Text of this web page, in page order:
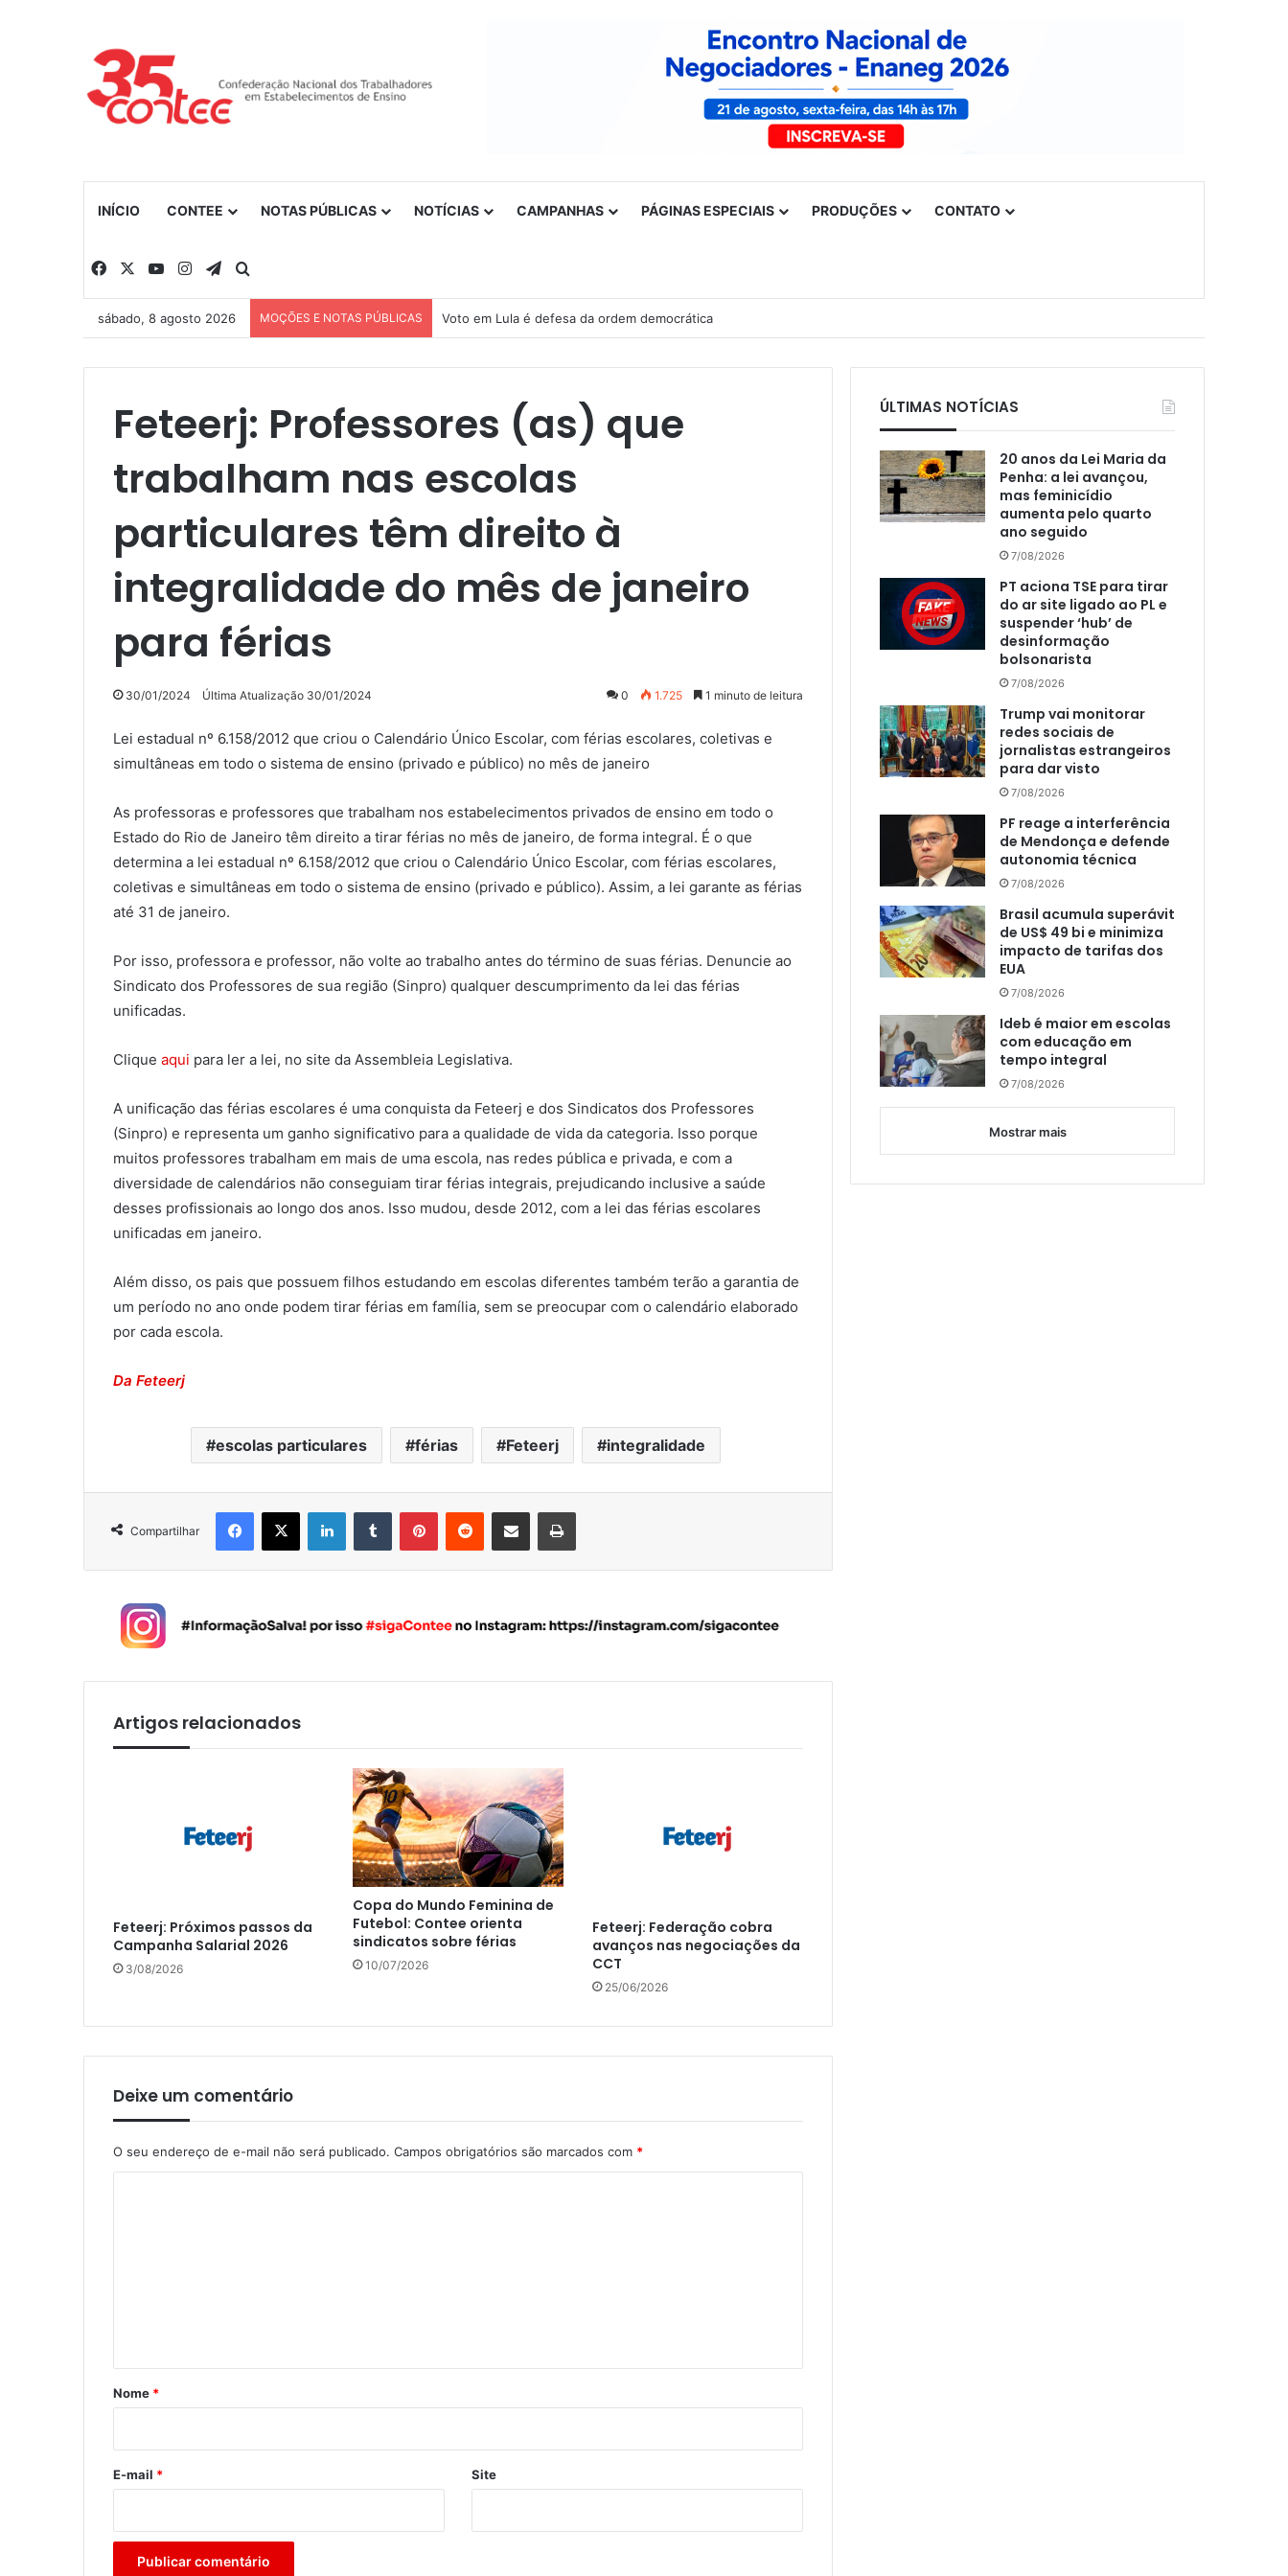
INÍCIO CONTEE NOTAS PÚBLICAS NOTÍCIAS CAMPANHAS PÁGINAS ESPECIAIS PRODUÇÕES CONTATO
Facebook YouTubeInstagramTelegram
sábado, 8 agosto 2026 MOÇÕES E NOTAS PÚBLICAS Voto em Lula é defesa da ordem democrática
Feteerj: Professores (as) que
trabalham nas escolas
particulares têm direito à
integralidade do mês de janeiro
para férias
30/01/2024 Última Atualização 30/01/2024 0 1.725 1 minuto de leitura
Lei estadual nº 6.158/2012 que criou o Calendário Único Escolar, com férias escolares, coletivas e
simultâneas em todo o sistema de ensino (privado e público) no mês de janeiro
As professoras e professores que trabalham nos estabelecimentos privados de ensino em todo o
Estado do Rio de Janeiro têm direito a tirar férias no mês de janeiro, de forma integral. É o que
determina a lei estadual nº 6.158/2012 que criou o Calendário Único Escolar, com férias escolares,
coletivas e simultâneas em todo o sistema de ensino (privado e público). Assim, a lei garante as férias
até 31 de janeiro.
Por isso, professora e professor, não volte ao trabalho antes do término de suas férias. Denuncie ao
Sindicato dos Professores de sua região (Sinpro) qualquer descumprimento da lei das férias
unificadas.
Clique aqui para ler a lei, no site da Assembleia Legislativa.
A unificação das férias escolares é uma conquista da Feteerj e dos Sindicatos dos Professores
(Sinpro) e representa um ganho significativo para a qualidade de vida da categoria. Isso porque
muitos professores trabalham em mais de uma escola, nas redes pública e privada, e com a
diversidade de calendários não conseguiam tirar férias integrais, prejudicando inclusive a saúde
desses profissionais ao longo dos anos. Isso mudou, desde 2012, com a lei das férias escolares
unificadas em janeiro.
Além disso, os pais que possuem filhos estudando em escolas diferentes também terão a garantia de
um período no ano onde podem tirar férias em família, sem se preocupar com o calendário elaborado
por cada escola.
Da Feteerj
escolas particulares férias Feteerj integralidade
Compartilhar
Artigos relacionados
Feteerj: Próximos passos da
Campanha Salarial 2026
3/08/2026
Copa do Mundo Feminina de
Futebol: Contee orienta
sindicatos sobre férias
10/07/2026
Feteerj: Federação cobra
avanços nas negociações da
CCT
25/06/2026
Deixe um comentário
O seu endereço de e-mail não será publicado. Campos obrigatórios são marcados com *
r
*
Nome *
E-mail * Site
ÚLTIMAS NOTÍCIAS
20 anos da Lei Maria da
Penha: a lei avançou,
mas feminicídio
aumenta pelo quarto
ano seguido
7/08/2026
PT aciona TSE para tirar
do ar site ligado ao PL e
suspender ‘hub’ de
desinformação
bolsonarista
7/08/2026
Trump vai monitorar
redes sociais de
jornalistas estrangeiros
para dar visto
7/08/2026
PF reage a interferência
de Mendonça e defende
autonomia técnica
7/08/2026
Brasil acumula superávit
de US$ 49 bi e minimiza
impacto de tarifas dos
EUA
7/08/2026
Ideb é maior em escolas
com educação em
tempo integral
7/08/2026
Mostrar mais